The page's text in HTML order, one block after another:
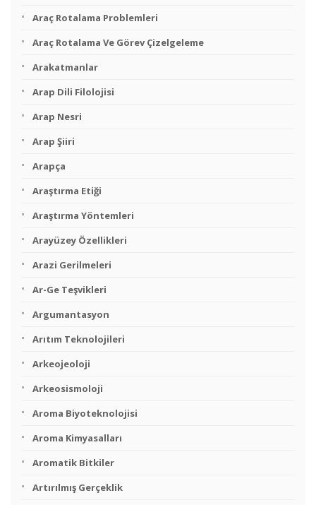
Araç Rotalama Problemleri
Araç Rotalama Ve Görev Çizelgeleme
Arakatmanlar
Arap Dili Filolojisi
Arap Nesri
Arap Şiiri
Arapça
Araştırma Etiği
Araştırma Yöntemleri
Arayüzey Özellikleri
Arazi Gerilmeleri
Ar-Ge Teşvikleri
Argumantasyon
Arıtım Teknolojileri
Arkeojeoloji
Arkeosismoloji
Aroma Biyoteknolojisi
Aroma Kimyasalları
Aromatik Bitkiler
Artırılmış Gerçeklik